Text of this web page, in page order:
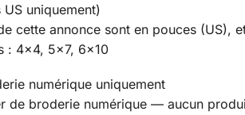
uniquement)
cette annonce sont en pouces (US),
: 4×4, 5×7, 6×10
numérique uniquement
de broderie numérique — aucun